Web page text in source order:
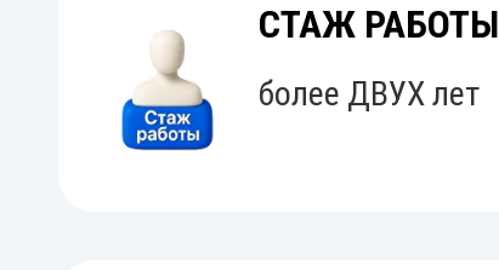
СТАЖ РАБОТЫ
более ДВУХ лет